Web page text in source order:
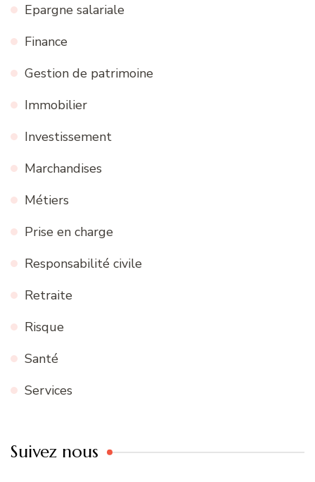
Epargne salariale
Finance
Gestion de patrimoine
Immobilier
Investissement
Marchandises
Métiers
Prise en charge
Responsabilité civile
Retraite
Risque
Santé
Services
Suivez nous